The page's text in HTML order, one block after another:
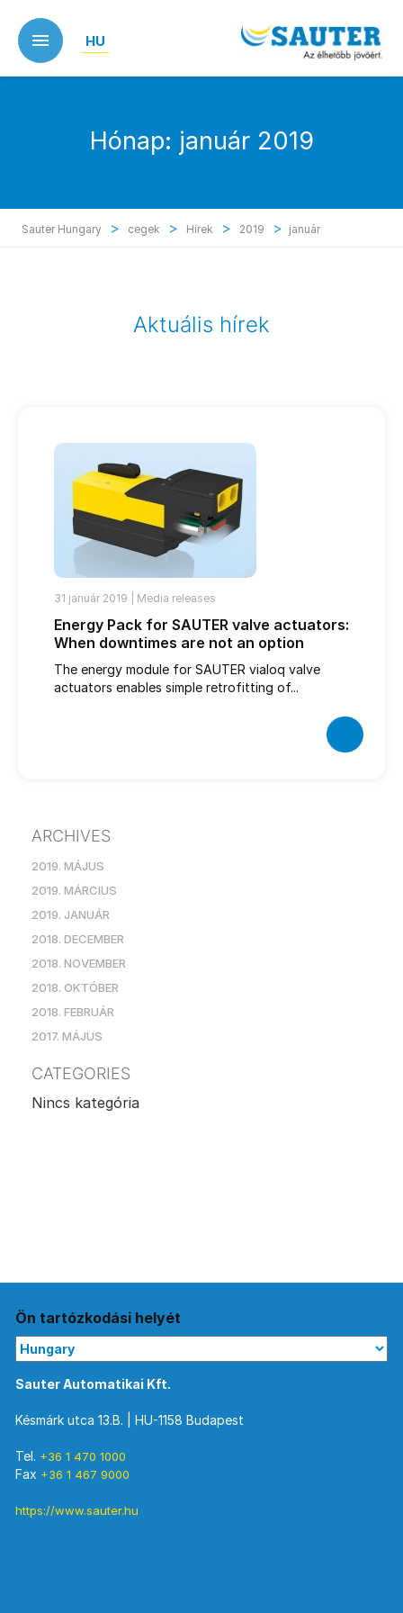
main
content
HU
Hónap: január 2019
Sauter Hungary > cegek > Hírek > 2019 > január
Aktuális hírek
31 január 2019 | Media releases
Energy Pack for SAUTER valve actuators:
When downtimes are not an option
The energy module for SAUTER vialoq valve
actuators enables simple retrofitting of...
ARCHIVES
2019. MÁJUS
2019. MÁRCIUS
2019. JANUÁR
2018. DECEMBER
2018. NOVEMBER
2018. OKTÓBER
2018. FEBRUÁR
2017. MÁJUS
CATEGORIES
Nincs kategória
Ön tartózkodási helyét
Sauter Automatikai Kft.
Késmárk utca 13.B. | HU-1158 Budapest
Tel. +36 1 470 1000
Fax +36 1 467 9000
https://www.sauter.hu